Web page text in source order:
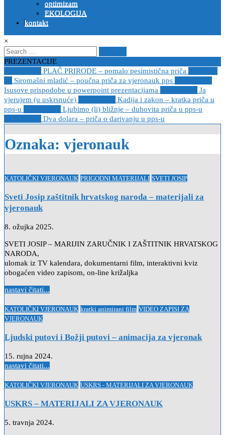
optimizam
EKOLOGIJA
kontakt
×
Search
for:
PREZENTACIJE
PLAČ PRIRODE – pomalo pesimistična priča
Siromašni mladić – poučna priča za vjeronauk pps
Isusove prispodobe u powerpoint prezentacijama
Ja
vjerujem (u uskrsnuće)
Kadija i zakon – kratka priča u
pps-u
Ljubimo (li) bližnje – duhovita priča u pps-u
Dva dolara – priča o darivanju u pps-u
Oznaka: vjeronauk
Posted
KATOLIČKI VJERONAUK PRIGODNI MATERIJALI SVETI JOSIP
Sveti Josip zaštitnik hrvatskog naroda – materijali za
vjeronauk
8. ožujka 2025.
SVETI JOSIP – MARIJIN ZARUČNIK I ZAŠTITNIK HRVATSKOG
NARODA,
ulomak iz TV kalendara, dokumentarni film, interaktivni kviz
obogaćen video zapisom, on-line križaljka
nastavi čitati...
Posted
in
KATOLIČKI VJERONAUK kratki animirani film VIDEO ZAPISI ZA
VJERONAUK
Ljudski putovi i Božji putovi – animacija za vjeronak
15. rujna 2024.
nastavi čitati...
Posted
KATOLIČKI VJERONAUK USKRS - MATERIJALI ZA VJERONAUK
USKRS – MATERIJALI ZA VJERONAUK
5. travnja 2024.